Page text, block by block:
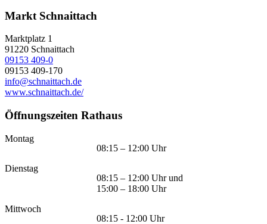
Markt Schnaittach
Marktplatz 1
91220 Schnaittach
09153 409-0
09153 409-170
info@schnaittach.de
www.schnaittach.de/
Öffnungszeiten Rathaus
Montag
08:15 – 12:00 Uhr
Dienstag
08:15 – 12:00 Uhr und
15:00 – 18:00 Uhr
Mittwoch
08:15 - 12:00 Uhr